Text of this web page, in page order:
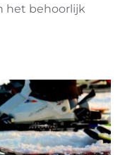
het behoorlijk